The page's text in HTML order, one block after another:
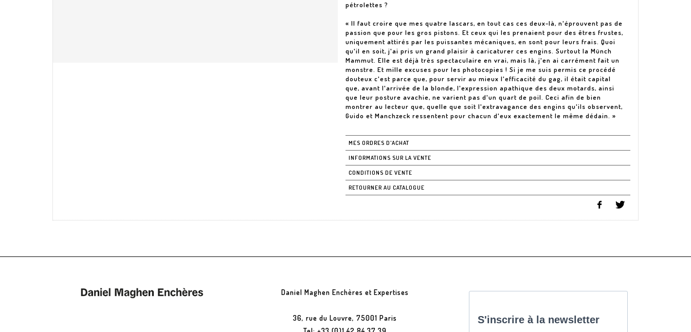
pétrolettes ?
« Il faut croire que mes quatre lascars, en tout cas ces deux-là, n'éprouvent pas de
passion que pour les gros pistons. Et ceux qui les prenaient pour des êtres frustes,
uniquement attirés par les puissantes mécaniques, en sont pour leurs frais. Quoi
qu'il en soit, j'ai pris un grand plaisir à caricaturer ces engins. Surtout la Münch
Mammut. Elle est déjà très spectaculaire en vrai, mais là, j'en ai carrément fait un
monstre. Et mille excuses pour les photocopies ! Si je me suis permis ce procédé
douteux c'est parce que, pour servir au mieux l'efficacité du gag, il était capital
que, avant l'arrivée de la blonde, l'expression apathique des deux motards, ainsi
que leur posture avachie, ne varient pas d'un quart de poil. Ceci afin de bien
montrer au lecteur que, quelle que soit l'extravagance des engins qu'ils observent,
Guido et Manchzeck ressentent pour chacun d'eux exactement le même dédain. »
MES ORDRES D'ACHAT
INFORMATIONS SUR LA VENTE
CONDITIONS DE VENTE
RETOURNER AU CATALOGUE
Daniel Maghen Enchères et Expertises
36, rue du Louvre, 75001 Paris